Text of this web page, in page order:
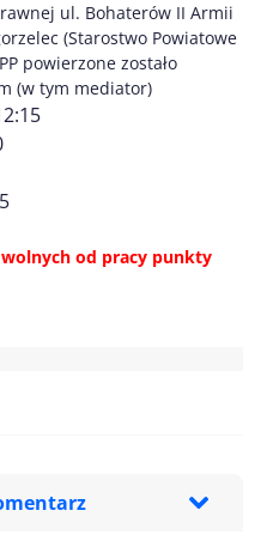
ul. Bohaterów II Armii
(Starostwo Powiatowe
powierzone zostało
(w tym mediator)
od pracy punkty